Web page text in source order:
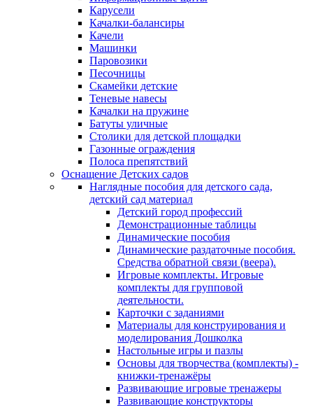
Карусели
Качалки-балансиры
Качели
Машинки
Паровозики
Песочницы
Скамейки детские
Теневые навесы
Качалки на пружине
Батуты уличные
Столики для детской площадки
Газонные ограждения
Полоса препятствий
Оснащение Детских садов
Наглядные пособия для детского сада,
детский сад материал
Детский город профессий
Демонстрационные таблицы
Динамические пособия
Динамические раздаточные пособия.
Средства обратной связи (веера).
Игровые комплекты. Игровые
комплекты для групповой
деятельности.
Карточки с заданиями
Материалы для конструирования и
моделирования Дошколка
Настольные игры и пазлы
Основы для творчества (комплекты) -
книжки-тренажёры
Развивающие игровые тренажеры
Развивающие конструкторы